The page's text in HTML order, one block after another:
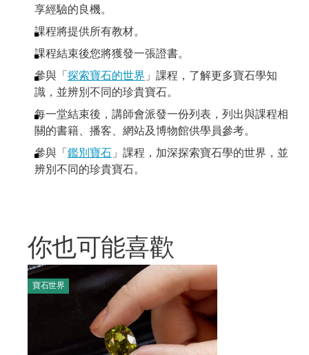
享經驗的良機。
課程將提供所有教材。
課程結束後您將獲發一張證書。
參與「 探索寶石的世界 」課程，了解更多寶石學知
識，並辨別不同的珍貴寶石。
每一堂結束後，講師會派發一份列表，列出與課程相
關的書籍、播客、網站及博物館供學員參考。
參與「 鑑別寶石 」課程，加深探索寶石學的世界，並
辨別不同的珍貴寶石。
你也可能喜歡
寶石世界